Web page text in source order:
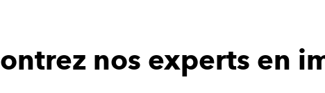
nos experts en